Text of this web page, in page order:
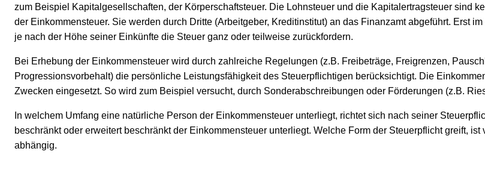
zum Beispiel Kapitalgesellschaften, der Körperschaftsteuer. Die Lohnsteuer und die Kapitalertragsteuer sind
der Einkommensteuer. Sie werden durch Dritte (Arbeitgeber, Kreditinstitut) an das Finanzamt abgeführt. Erst
je nach der Höhe seiner Einkünfte die Steuer ganz oder teilweise zurückfordern.
Bei Erhebung der Einkommensteuer wird durch zahlreiche Regelungen (z.B. Freibeträge, Freigrenzen,
Progressionsvorbehalt) die persönliche Leistungsfähigkeit des Steuerpflichtigen berücksichtigt. Die
Zwecken eingesetzt. So wird zum Beispiel versucht, durch Sonderabschreibungen oder Förderungen (z.B.
In welchem Umfang eine natürliche Person der Einkommensteuer unterliegt, richtet sich nach seiner
beschränkt oder erweitert beschränkt der Einkommensteuer unterliegt. Welche Form der Steuerpflicht greift,
abhängig.